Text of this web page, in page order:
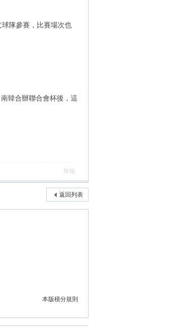
隊參賽，比賽場次也
韓合辦聯合會杯後，這
舉報
返回列表
本版積分規則